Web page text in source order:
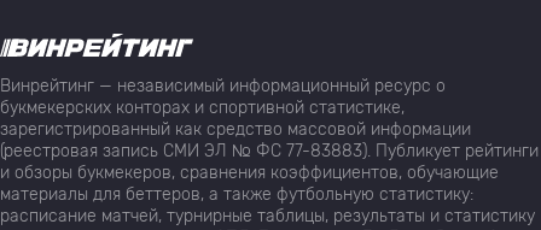
Винрейтинг — независимый информационный ресурс о
букмекерских конторах и спортивной статистике,
зарегистрированный как средство массовой информации
(реестровая запись СМИ ЭЛ № ФС 77-83883). Публикует рейтинги
и обзоры букмекеров, сравнения коэффициентов, обучающие
материалы для беттеров, а также футбольную статистику:
расписание матчей, турнирные таблицы, результаты и статистику